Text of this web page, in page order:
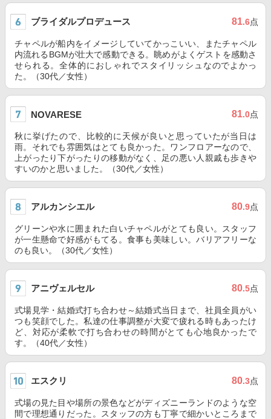
ブライダルプロデュース 81.6点
チャペルが船内をイメージしていてかっこいい、またチャペル
内流れるBGMが壮大で感動できる。眺めがよくゲストを感動さ
せられる。全体的におしゃれでスタイリッシュなのでよかっ
た。（30代／女性）
NOVARESE 81.0点
秋に挙げたので、比較的に天候が良いと思っていたが当日は
雨。それでも雰囲気はとても良かった。ワンフロアーなので、
上がったり下がったりの移動がなく、足の悪い人親戚も歩きや
すいのかと思いました。（30代／女性）
アルカンシエル 80.9点
グリーンや水に囲まれた白いチャペルがとても良い。スタッフ
が一生懸命で好感がもてる。食事も美味しい。バリアフリーな
のも良い。（30代／女性）
アニヴェルセル 80.5点
式場見学・結婚式打ち合わせ～結婚式当日まで、社員全員がい
つも笑顔でした。私達の仕事調整が大変で疲れる時もあったけ
ど、対応が柔軟で打ち合わせの時間がとても心地良かったで
す。（40代／女性）
エスクリ 80.3点
式場の見た目や場所の景色などがディズニーランドのような空
間で理想通りだった。スタッフの方も丁寧で細かいところまで